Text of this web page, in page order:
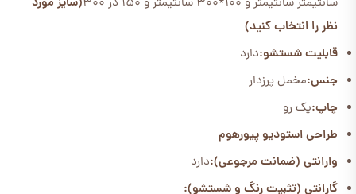
سانتیمتر سانتیمتر و 100*300 سانتیمتر و 150 در 300
(سایز مورد
نظر را انتخاب کنید)
قابلیت شستشو:دارد
جنس:مخمل پرزدار
چاپ:یک رو
طراحی استودیو پیورهوم
وارانتی (ضمانت مرجوعی):دارد
گارانتی (تثبیت رنگ و شستشو):